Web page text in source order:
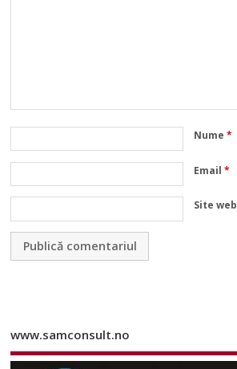
Nume*
Email*
Site web
www.samconsult.no